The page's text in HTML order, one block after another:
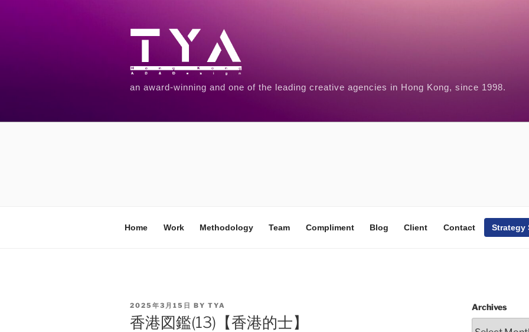
an award-winning and one of the leading creative agencies in Hong Kong, since 1998.
Home Work Methodology Team Compliment Blog Client Contact Strategy
2025年3月15日 BY TYA
香港図鑑(13)【香港的士】
Archives